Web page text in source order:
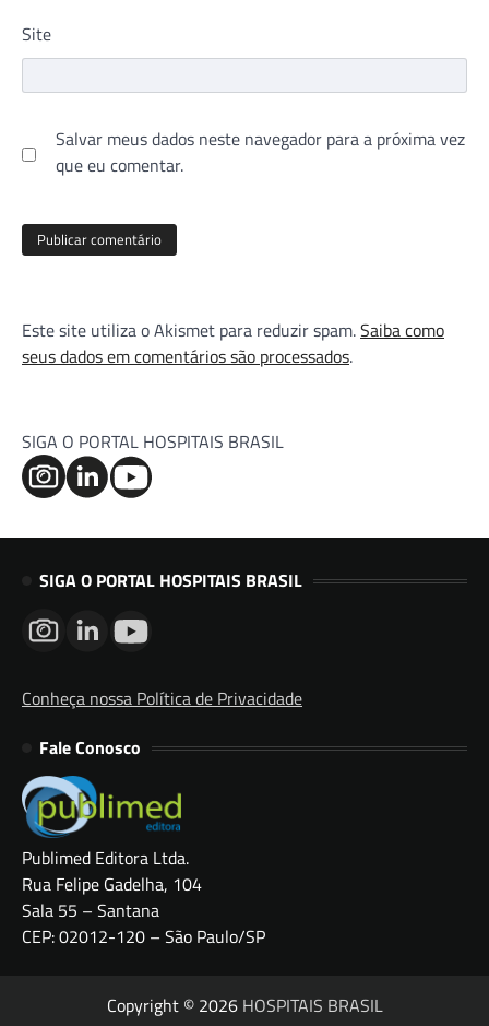
Site
Salvar meus dados neste navegador para a próxima vez
que eu comentar.
Este site utiliza o Akismet para reduzir spam.Saiba como
seus dados em comentários são processados.
SIGA O PORTAL HOSPITAIS BRASIL
SIGA O PORTAL HOSPITAIS BRASIL
Conheça nossa Política de Privacidade
Fale Conosco
Publimed Editora Ltda.
Rua Felipe Gadelha, 104
Sala 55 – Santana
CEP: 02012-120 – São Paulo/SP
Copyright © 2026 HOSPITAIS BRASIL